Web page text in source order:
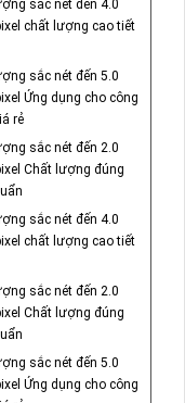
sắc nét đến 4.0
chất lượng cao tiết
sắc nét đến 5.0
Ứng dụng cho công
rẻ
sắc nét đến 2.0
Chất lượng đúng
sắc nét đến 4.0
chất lượng cao tiết
sắc nét đến 2.0
Chất lượng đúng
sắc nét đến 5.0
Ứng dụng cho công